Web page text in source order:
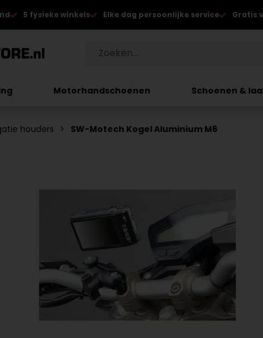
5 fysieke winkels Elke dag persoonlijke service Gratis
Motorhandschoenen Schoenen &
houders SW-Motech Kogel Aluminium M6